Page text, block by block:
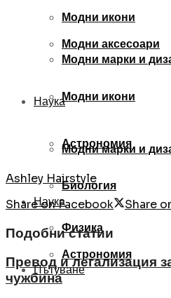
Модни аксесоари
Модни икони
Модни марки и
Наука
Астрономия
Модни икони
Модни марки и
Наука
Астрономия
Биология
Физика
Пътуване
Ashley Hairstyle
Share on Facebook
Share
Подобни статии
Превод и легализация
чужбина